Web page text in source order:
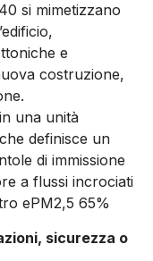
si mimetizzano
e
costruzione,
una unità
definisce un
di immissione
a flussi incrociati
ePM2,5 65%
sicurezza o